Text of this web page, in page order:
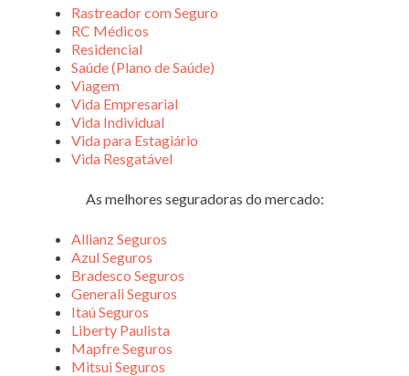
Rastreador com Seguro
RC Médicos
Residencial
Saúde (Plano de Saúde)
Viagem
Vida Empresarial
Vida Individual
Vida para Estagiário
Vida Resgatável
As melhores seguradoras do mercado:
Allianz Seguros
Azul Seguros
Bradesco Seguros
Generali Seguros
Itaú Seguros
Liberty Paulista
Mapfre Seguros
Mitsui Seguros